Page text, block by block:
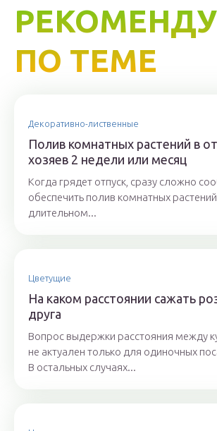
ПО ТЕМЕ
Декоративно-лиственные
Полив комнатных растений в
хозяев 2 недели или месяц
Когда грядет отпуск, сразу сложно
обеспечить полив комнатных
длительном...
Цветущие
На каком расстоянии сажать
друга
Вопрос выдержки расстояния между
не актуален только для одиночных
В остальных случаях...